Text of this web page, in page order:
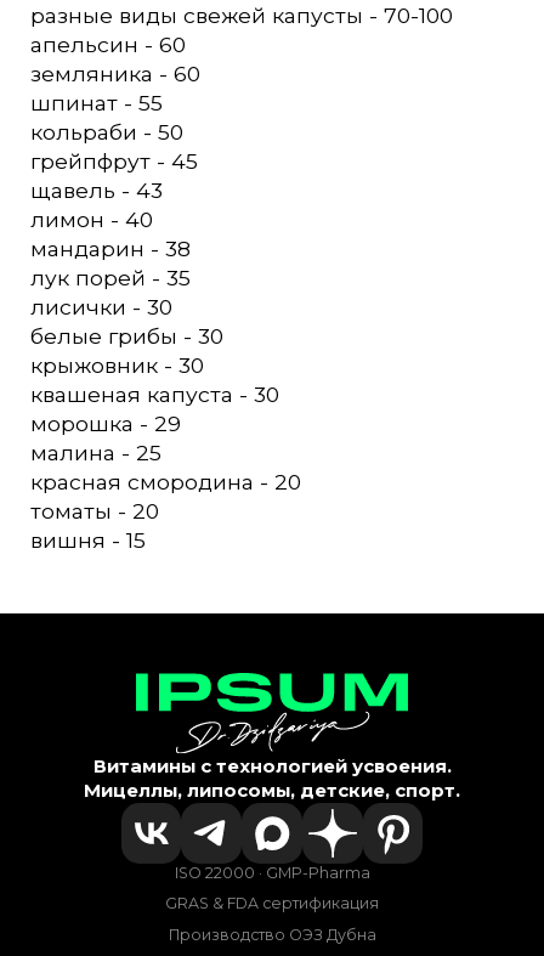
разные виды свежей капусты - 70-100
апельсин - 60
земляника - 60
шпинат - 55
кольраби - 50
грейпфрут - 45
щавель - 43
лимон - 40
мандарин - 38
лук порей - 35
лисички - 30
белые грибы - 30
крыжовник - 30
квашеная капуста - 30
морошка - 29
малина - 25
красная смородина - 20
томаты - 20
вишня - 15
Витамины с технологией усвоения.
Мицеллы, липосомы, детские, спорт.
ISO 22000 · GMP-Pharma
GRAS & FDA сертификация
Производство ОЭЗ Дубна